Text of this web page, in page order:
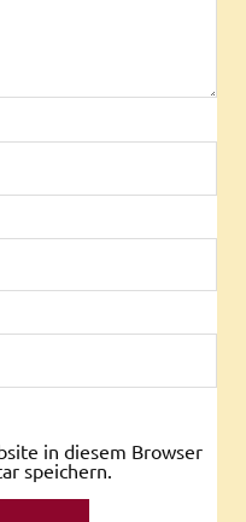
in diesem Browser
speichern.